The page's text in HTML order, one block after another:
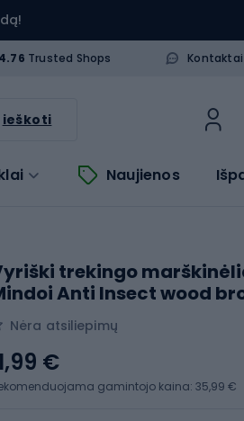
4.76 Trusted Shops Kontaktai
ieškoti
Naujienos
trekingo
Anti Insect wood
Nėra atsiliepimų
€
gamintojo kaina: 35,99 €